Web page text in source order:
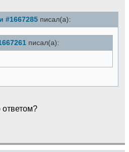
#1667285 писал(а):
писал(а):
ответом?